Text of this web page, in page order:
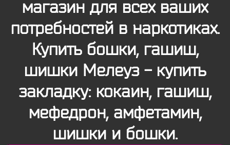
магазин для всех ваших
потребностей в наркотиках.
Купить бошки, гашиш,
шишки Мелеуз - купить
закладку: кокаин, гашиш,
мефедрон, амфетамин,
шишки и бошки.